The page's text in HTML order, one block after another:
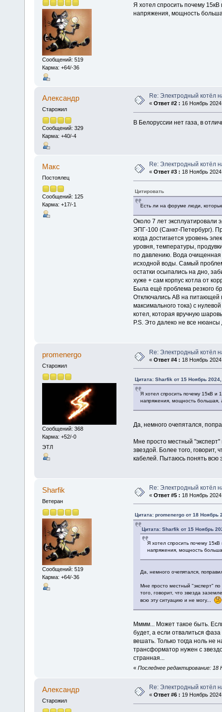
Сообщений: 519
Карма: +64/-36
Я хотел спросить почему
напряжения, мощность
Алексaндр
Старожил
Сообщений: 329
Карма: +40/-4
Re: Электродный котёл
« Ответ #2 : 16 Ноябрь
В Белоруссии нет газа, в
Макс
Постоялец
Сообщений: 125
Карма: +17/-1
Re: Электродный котёл
« Ответ #3 : 18 Ноябрь
Цитировать
Есть ли на форуме люди,
Около 7 лет эксплуатировали
ЭПГ-100 (Санкт-Петербург).
когда достигается уровень
уровня, температуры,
по давлению. Вода очищенная
исходной воды. Самый
остатки осыпались на дно,
хуже + сам корпус котла от
Была ещё проблема резкого
Отключались АВ на питающей
максимального тока) с
котел, которая вручную
Р.S. Это далеко не все
promenergo
Старожил
Сообщений: 368
Карма: +52/-0
ЭТЛ
Re: Электродный котёл
« Ответ #4 : 18 Ноябрь
Цитата: Sharfik от 15 Ноябрь
Я хотел спросить почему 15кВ и
напряжения, мощность большая,
Да, немного очепятался,
Мне просто местный
звездой. Более того, говорит,
кабелей. Пытаюсь понять всю
Sharfik
Ветеран
Сообщений: 519
Карма: +64/-36
Re: Электродный котёл
« Ответ #5 : 18 Ноябрь
Цитата: promenergo от 18 Ноябрь
Цитата: Sharfik от 15 Ноябрь
Я хотел спросить почему
напряжения, мощность
Да, немного очепятался,
Мне просто местный "эксперт"
того, говорит, что звезда
всю эту ситуацию и не могу...
Мммм... Может такое быть.
будет, а если отвалиться
вешать. Только тогда ноль не
трансформатор нужен с
странная...
« Последнее редактирование: 18
Алексaндр
Старожил
Re: Электродный котёл
« Ответ #6 : 19 Ноябрь